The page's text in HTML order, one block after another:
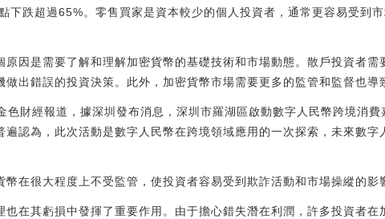
下跌超過65%。零售買家是資本較少的個人投資者，通常更容易受到
原因是需要了解和理解加密貨幣的基礎技術和市場動態。散戶投資者需
出錯誤的投資決策。此外，加密貨幣市場需要更多的監管和監督也導
色財經報道，據深圳發布消息，深圳市羅湖區啟動數字人民幣跨境消
遍認為，此次活動是數字人民幣在跨境領域應用的一次探索，未來數字
在很大程度上不受監管，使投資者容易受到欺詐活動和市場操縱的影
也在其虧損中發揮了重要作用。由于擔心錯失潛在利潤，許多投資者在